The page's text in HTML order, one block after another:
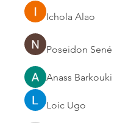
Ichola Alao
Poseidon Sené
Anass Barkouki
Loic Ugo